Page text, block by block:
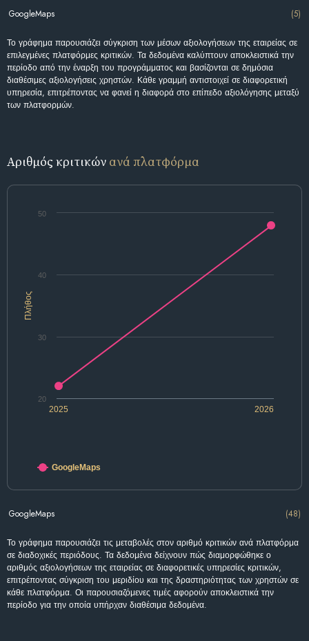
GoogleMaps (5)
Το γράφημα παρουσιάζει σύγκριση των μέσων αξιολογήσεων της εταιρείας σε
επιλεγμένες πλατφόρμες κριτικών. Τα δεδομένα καλύπτουν αποκλειστικά την
περίοδο από την έναρξη του προγράμματος και βασίζονται σε δημόσια
διαθέσιμες αξιολογήσεις χρηστών. Κάθε γραμμή αντιστοιχεί σε διαφορετική
υπηρεσία, επιτρέποντας να φανεί η διαφορά στο επίπεδο αξιολόγησης μεταξύ
των πλατφορμών.
Αριθμός κριτικών ανά πλατφόρμα
Πλήθος
2025 2026
20
30
40
50
GoogleMaps
GoogleMaps (48)
Το γράφημα παρουσιάζει τις μεταβολές στον αριθμό κριτικών ανά πλατφόρμα
σε διαδοχικές περιόδους. Τα δεδομένα δείχνουν πώς διαμορφώθηκε ο
αριθμός αξιολογήσεων της εταιρείας σε διαφορετικές υπηρεσίες κριτικών,
επιτρέποντας σύγκριση του μεριδίου και της δραστηριότητας των χρηστών σε
κάθε πλατφόρμα. Οι παρουσιαζόμενες τιμές αφορούν αποκλειστικά την
περίοδο για την οποία υπήρχαν διαθέσιμα δεδομένα.